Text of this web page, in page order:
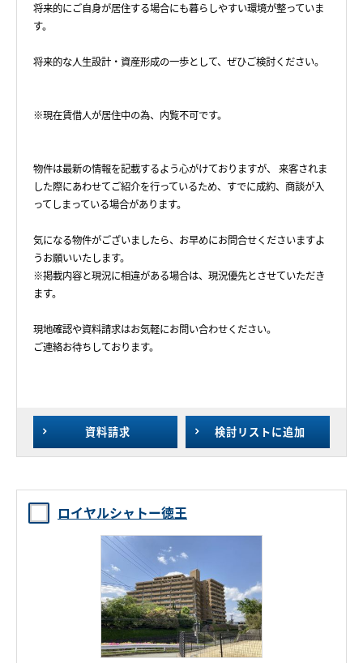
資料請求 検討リストに追加
将来的にご自身が居住する場合にも暮らしやすい環境が整っていま
す。
将来的な人生設計・資産形成の一歩として、ぜひご検討ください。
※現在賃借人が居住中の為、内覧不可です。
物件は最新の情報を記載するよう心がけておりますが、 来客されま
した際にあわせてご紹介を行っているため、すでに成約、商談が入
ってしまっている場合があります。
気になる物件がございましたら、お早めにお問合せくださいますよ
うお願いいたします。
※掲載内容と現況に相違がある場合は、現況優先とさせていただき
ます。
現地確認や資料請求はお気軽にお問い合わせください。
ご連絡お待ちしております。
ロイヤルシャトー徳王